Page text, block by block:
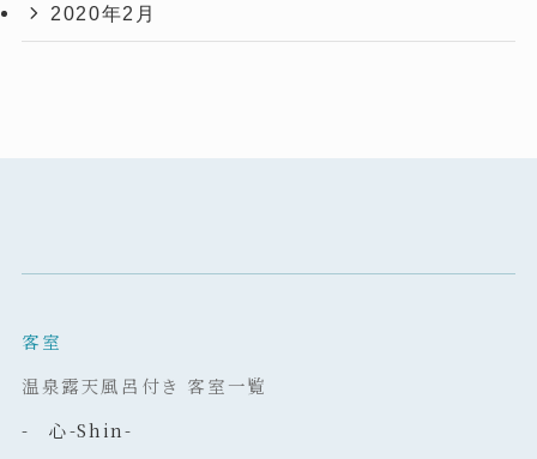
2020年2月
客室
温泉露天風呂付き 客室一覧
- 心-Shin-